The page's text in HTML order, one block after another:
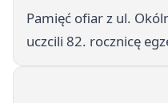
Pamięć ofiar z ul.
uczcili 82. rocznicę